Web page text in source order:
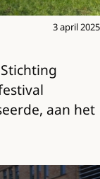
3 april 2025
aan het